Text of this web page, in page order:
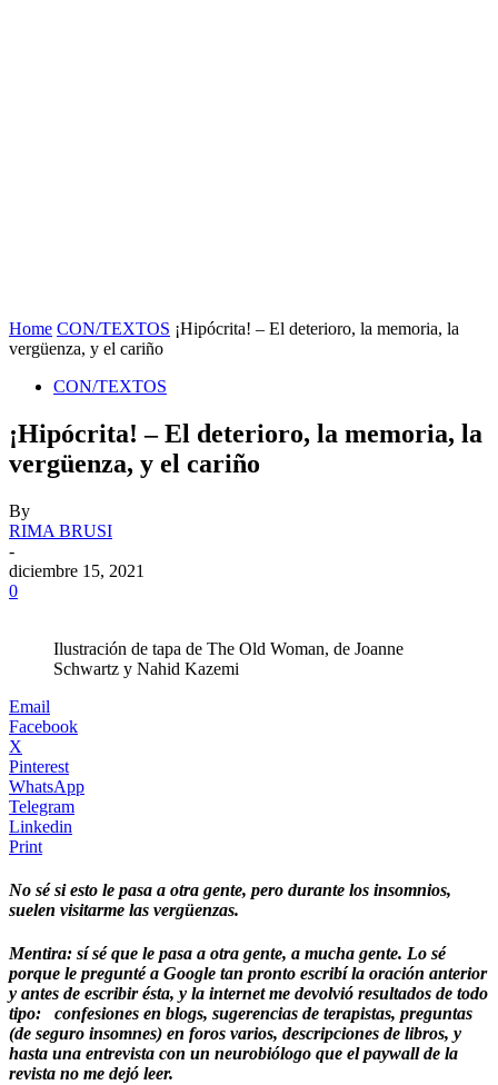
Home CON/TEXTOS ¡Hipócrita! – El deterioro, la memoria, la
vergüenza, y el cariño
CON/TEXTOS
¡Hipócrita! – El deterioro, la memoria, la
vergüenza, y el cariño
By
RIMA BRUSI
-
diciembre 15, 2021
0
Ilustración de tapa de The Old Woman, de Joanne
Schwartz y Nahid Kazemi
Email
Facebook
X
Pinterest
WhatsApp
Telegram
Linkedin
Print
No sé si esto le pasa a otra gente, pero durante los insomnios,
suelen visitarme las vergüenzas.
Mentira: sí sé que le pasa a otra gente, a mucha gente. Lo sé
porque le pregunté a Google tan pronto escribí la oración anterior
y antes de escribir ésta, y la internet me devolvió resultados de todo
tipo:
confesiones en blogs, sugerencias de terapistas, preguntas
(de seguro insomnes) en foros varios, descripciones de libros, y
hasta una entrevista con un neurobiólogo que el paywall de la
revista no me dejó leer.